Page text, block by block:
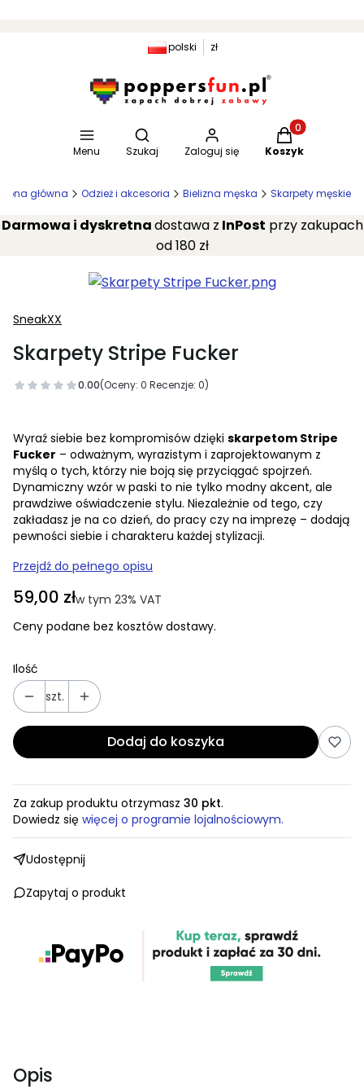
polski zł
Menu
Otwórz wyszukiwarkę
Szukaj Zaloguj się
Produkty w
Koszyk
główna Odzież i akcesoria Bielizna męska Skarpety męskie
Darmowa i dyskretnadostawa z InPost przy zakupach
od 180 zł
SneakXX
Skarpety Stripe Fucker
0.00(Oceny: 0 Recenzje: 0)
Wyraź siebie bez kompromisów dzięki skarpetom Stripe
Fucker – odważnym, wyrazistym i zaprojektowanym z
myślą o tych, którzy nie boją się przyciągać spojrzeń.
Dynamiczny wzór w paski to nie tylko modny akcent, ale
prawdziwe oświadczenie stylu. Niezależnie od tego, czy
zakładasz je na co dzień, do pracy czy na imprezę – dodają
pewności siebie i charakteru każdej stylizacji.
Przejdź do pełnego opisu
Cena
59,00 złw tym 23% VAT
w tym 23% VAT
Ceny podane bez kosztów dostawy.
Ilość
szt.
Dodaj do koszyka
Za zakup produktu otrzymasz 30 pkt.
Dowiedz się więcej o programie lojalnościowym.
Udostępnij
Zapytaj o produkt
Opis